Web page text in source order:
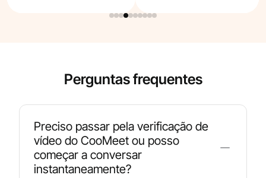
Perguntas frequentes
Preciso passar pela verificação de
vídeo do CooMeet ou posso
começar a conversar
instantaneamente?